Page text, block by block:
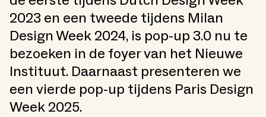
2023 en een tweede tijdens Milan
Design Week 2024, is pop-up 3.0 nu te
bezoeken in de foyer van het Nieuwe
Instituut. Daarnaast presenteren we
een vierde pop-up tijdens Paris Design
Week 2025.